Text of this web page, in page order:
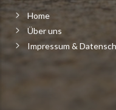
Home
Über uns
Impressum &